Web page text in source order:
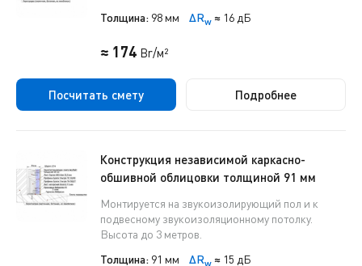
Толщина: 98 мм ΔRw ≈ 16 дБ
≈ 174 Br/м²
Посчитать смету Подробнее
Конструкция независимой каркасно-
обшивной облицовки толщиной 91 мм
Монтируется на звукоизолирующий пол и к
подвесному звукоизоляционному потолку.
Высота до 3 метров.
Толщина: 91 мм ΔRw ≈ 15 дБ